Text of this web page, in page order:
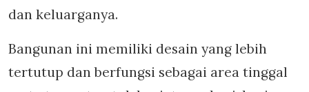
dan keluarganya.
Bangunan ini memiliki desain yang lebih
tertutup dan berfungsi sebagai area tinggal